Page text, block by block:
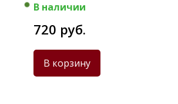
720 руб.
В наличии
В корзину